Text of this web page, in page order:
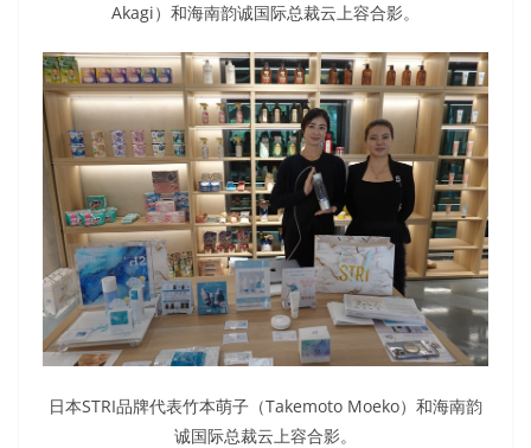
Akagi）和海南韵诚国际总裁云上容合影。
日本STRI品牌代表竹本萌子（Takemoto Moeko）和海南韵
诚国际总裁云上容合影。